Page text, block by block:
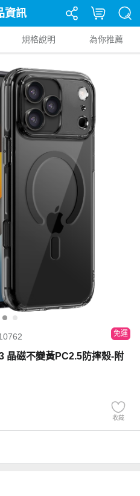
資訊
規格說明 為你推薦
免運
晶磁不變黃PC2.5防摔殼-附
收藏